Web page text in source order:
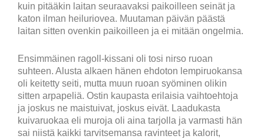
kuin pitääkin laitan seuraavaksi paikoilleen seinät ja
katon ilman heiluriovea. Muutaman päivän päästä
laitan sitten ovenkin paikoilleen ja ei mitään ongelmia.
Ensimmäinen ragoll-kissani oli tosi nirso ruoan
suhteen. Alusta alkaen hänen ehdoton lempiruokansa
oli keitetty seiti, mutta muun ruoan syöminen olikin
sitten arpapeliä. Ostin kaupasta erilaisia vaihtoehtoja
ja joskus ne maistuivat, joskus eivät. Laadukasta
kuivaruokaa eli muroja oli aina tarjolla ja varmasti hän
sai niistä kaikki tarvitsemansa ravinteet ja kalorit,